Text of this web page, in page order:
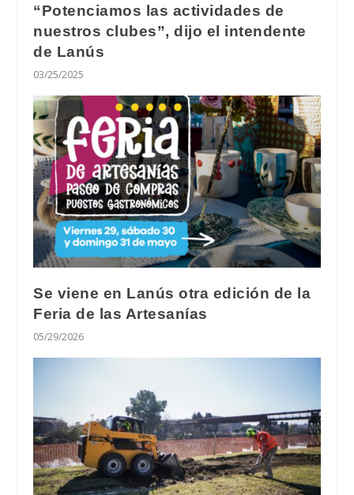
“Potenciamos las actividades de
nuestros clubes”, dijo el intendente
de Lanús
03/25/2025
Se viene en Lanús otra edición de la
Feria de las Artesanías
05/29/2026